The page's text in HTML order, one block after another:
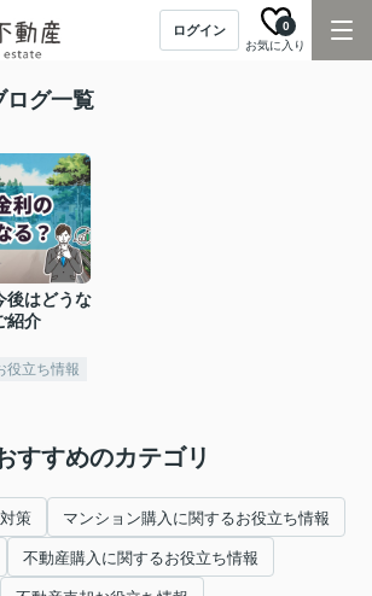
ログイン
お気に入り
0
ログ一覧
後はどうな
紹介
役立ち情報
すすめのカテゴリ
策 マンション購入に関するお役立ち情報
不動産購入に関するお役立ち情報